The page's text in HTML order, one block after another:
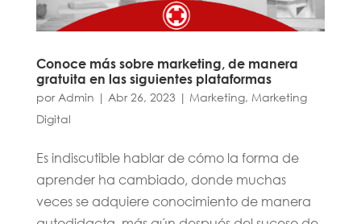
Conoce más sobre marketing, de manera
gratuita en las siguientes plataformas
porAdmin | Abr 26, 2023 | Marketing, Marketing
Digital
Es indiscutible hablar de cómo la forma de
aprender ha cambiado, donde muchas
veces se adquiere conocimiento de manera